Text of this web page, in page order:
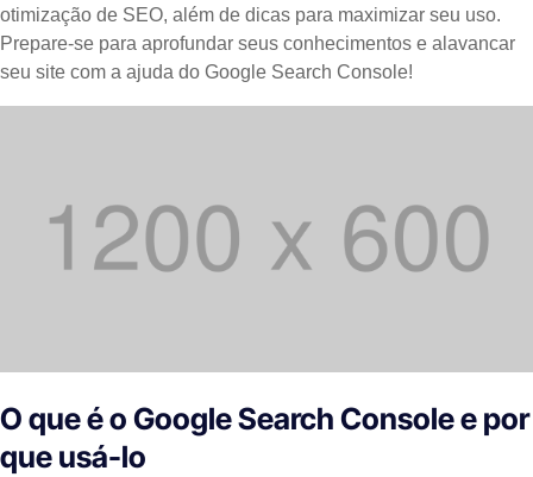
otimização de SEO, além de dicas para maximizar seu uso.
Prepare-se para aprofundar seus conhecimentos e alavancar
seu site com a ajuda do Google Search Console!
O que é o Google Search Console e por
que usá-lo